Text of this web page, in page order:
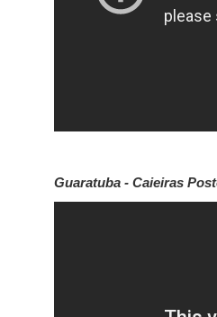
Guaratuba - Caieiras